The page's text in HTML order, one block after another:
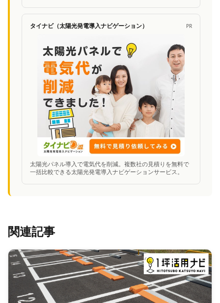
タイナビ（太陽光発電導入ナビゲーション） PR
太陽光パネル導入で電気代を削減。複数社の見積りを無料で
一括比較できる太陽光発電導入ナビゲーションサービス。
関連記事